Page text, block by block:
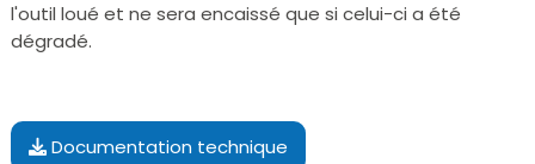
l'outil loué et ne sera encaissé que si celui-ci a été
dégradé.
Documentation technique